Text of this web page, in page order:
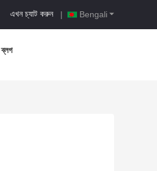
Bengali
এখন চ্যাট করুন |
ব্লগ